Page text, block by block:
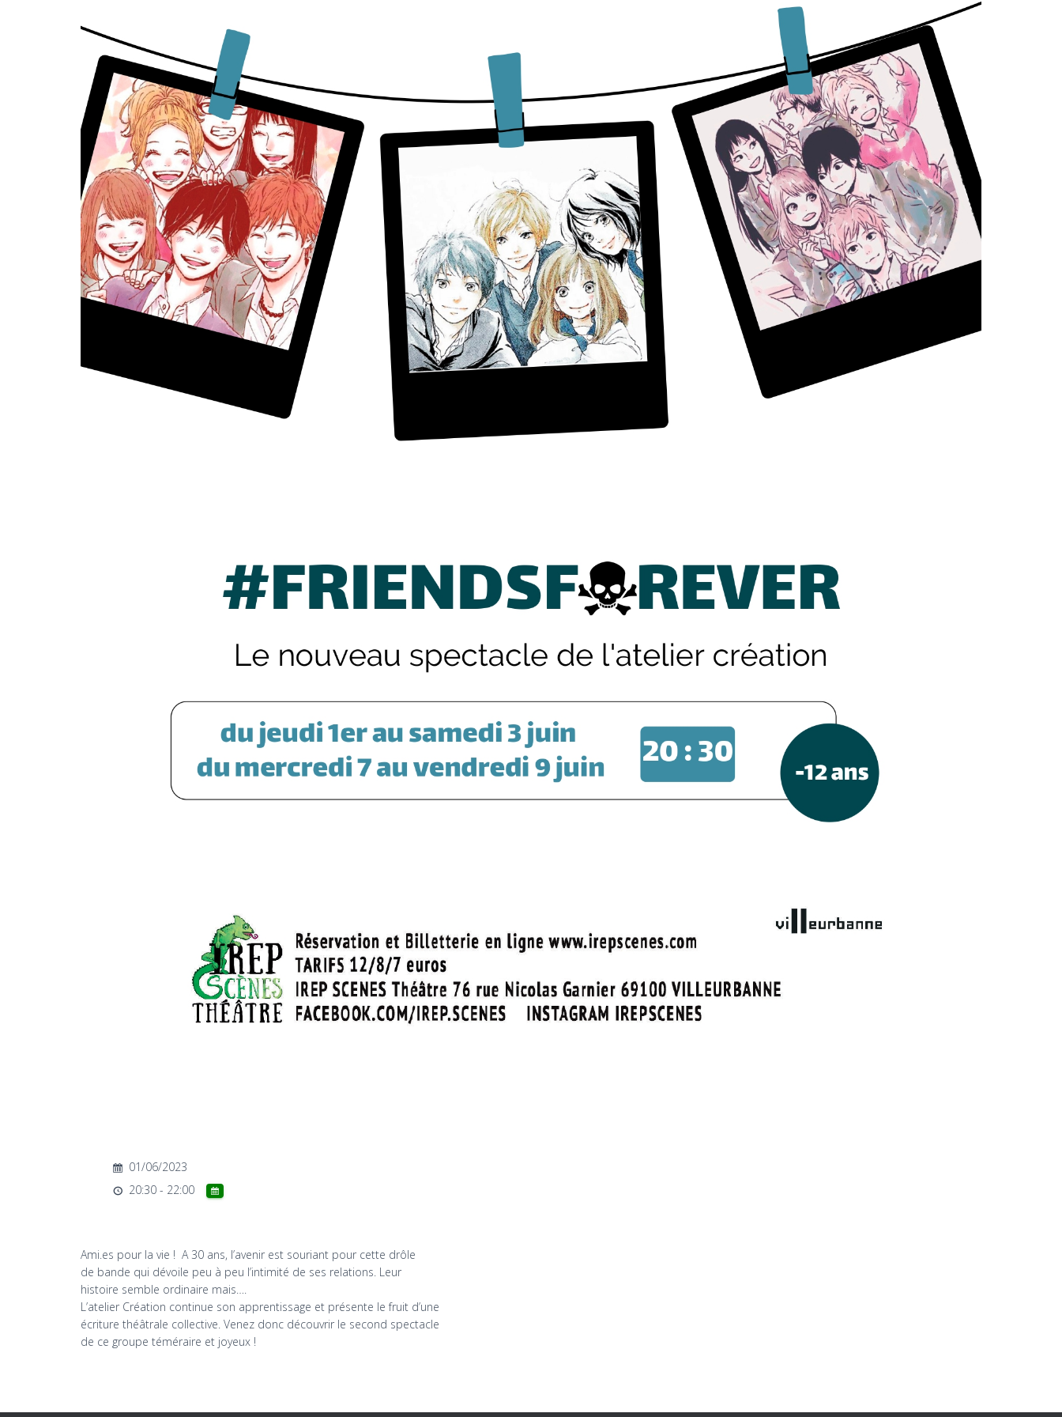
01/06/2023
20:30 - 22:00
Ami.es pour la vie ! A 30 ans, l’avenir est souriant pour cette drôle
de bande qui dévoile peu à peu l’intimité de ses relations. Leur
histoire semble ordinaire mais….
L’atelier Création continue son apprentissage et présente le fruit d’une
écriture théâtrale collective. Venez donc découvrir le second spectacle
de ce groupe téméraire et joyeux !